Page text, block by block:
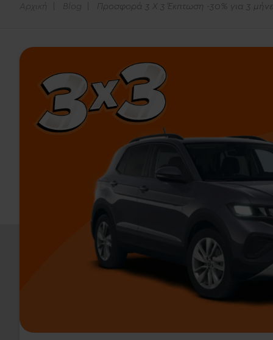
Αρχική Blog Προσφορά 3 Χ 3 Έκπτωση -30% για 3